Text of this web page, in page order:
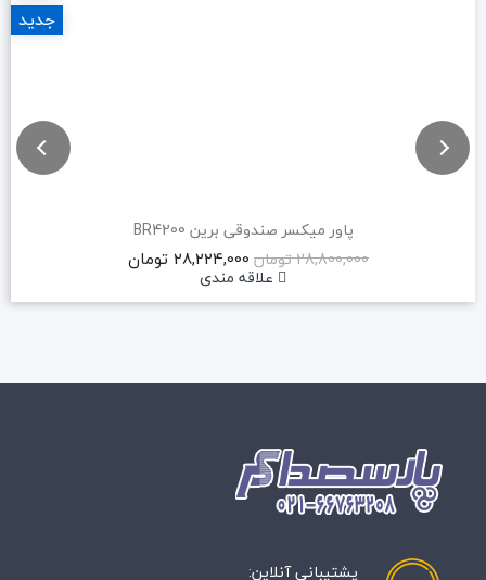
پاور میکسر صندوقی برین BR4200
28,800,000 تومان
28,224,000 تومان
علاقه مندی
جدید
پشتیبانی آنلاین: